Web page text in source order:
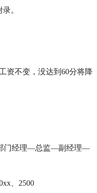
。
资不变，没达到60分将降
门经理—总监—副经理—
、2500